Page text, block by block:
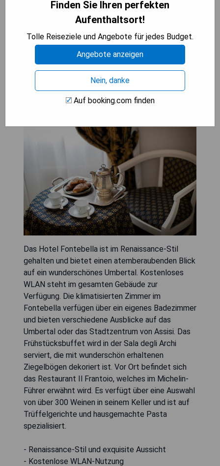
- Zentrale Lage im historischen Zentrum von
BESTEN ANGEBOT SEHEN
Hotel Fontebella
Das Hotel Fontebella ist im Renaissance-Stil
gehalten und bietet einen atemberaubenden Blick
auf ein wunderschönes Umbertal. Kostenloses
WLAN steht im gesamten Gebäude zur
Verfügung. Die klimatisierten Zimmer im
Fontebella verfügen über ein eigenes Badezimmer
und bieten verschiedene Ausblicke auf das
Umbertal oder das Stadtzentrum von Assisi. Das
Frühstücksbuffet wird in der Sala degli Archi
serviert, die mit wunderschön erhaltenen
Ziegelbögen dekoriert ist. Vor Ort befindet sich
das Restaurant Il Frantoio, welches im Michelin-
Führer erwähnt wird. Es verfügt über eine Auswahl
von über 300 Weinen in seinem Keller und ist auf
Trüffelgerichte und hausgemachte Pasta
spezialisiert.
- Renaissance-Stil und exquisite Aussicht
- Kostenlose WLAN-Nutzung
Finden Sie Ihren perfekten
Aufenthaltsort!
Tolle Reiseziele und Angebote für jedes Budget.
Angebote anzeigen
Nein, danke
Auf booking.com finden